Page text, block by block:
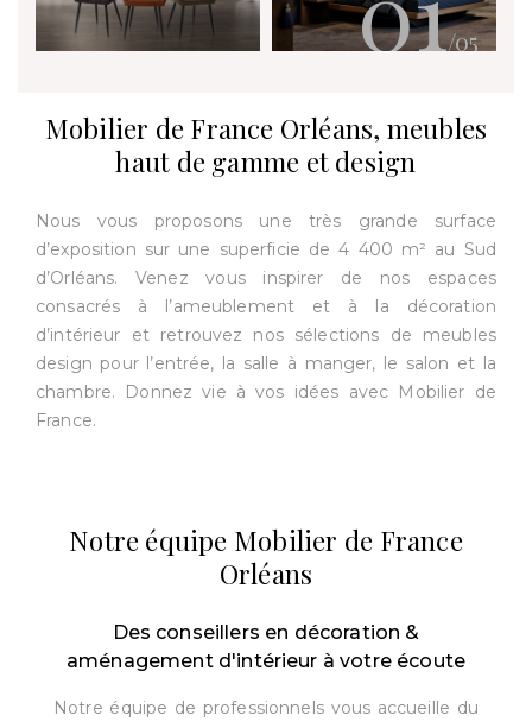
Mobilier de France Orléans, meubles
haut de gamme et design
Nous vous proposons une très grande surface
d’exposition sur une superficie de 4 400 m² au Sud
d’Orléans. Venez vous inspirer de nos espaces
consacrés à l’ameublement et à la décoration
d’intérieur et retrouvez nos sélections de meubles
design pour l’entrée, la salle à manger, le salon et la
chambre. Donnez vie à vos idées avec Mobilier de
France.
/05
Notre équipe Mobilier de France
Orléans
Des conseillers en décoration &
aménagement d'intérieur à votre écoute
Notre équipe de professionnels vous accueille du